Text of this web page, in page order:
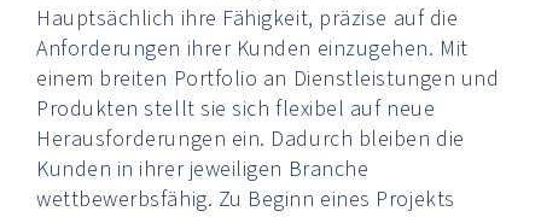
Hauptsächlich ihre Fähigkeit, präzise auf die
Anforderungen ihrer Kunden einzugehen. Mit
einem breiten Portfolio an Dienstleistungen und
Produkten stellt sie sich flexibel auf neue
Herausforderungen ein. Dadurch bleiben die
Kunden in ihrer jeweiligen Branche
wettbewerbsfähig. Zu Beginn eines Projekts